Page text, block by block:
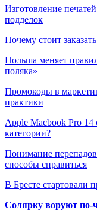
Изготовление
подделок
Почему стоит
Польша меняет
поляка»
Промокоды в
практики
Apple Macbook Pro
категории?
Понимание
способы справиться
В Бресте стартовали
Солярку воруют по-